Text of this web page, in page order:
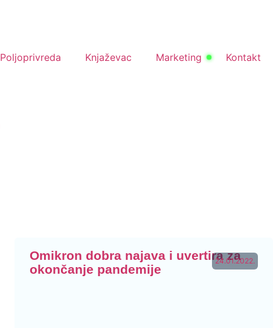
Poljoprivreda Knjaževac Marketing Kontakt
24.01.2022.
Omikron dobra najava i uvertira za
okončanje pandemije